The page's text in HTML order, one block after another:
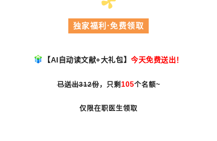
独家福利·免费领取
【AI自动读文献+大礼包】今天免费送出！
已送出312份， 只剩 105个名额~
仅限在职医生领取